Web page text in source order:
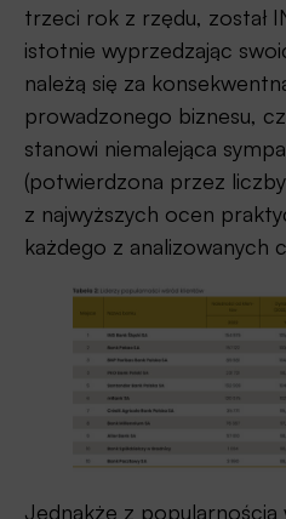
trzeci rok z rzędu, został
istotnie wyprzedzając
należą się za
prowadzonego biznesu,
stanowi niemalejąca
(potwierdzona przez
z najwyższych ocen
każdego z analizowanych
Jednakże z popularnością